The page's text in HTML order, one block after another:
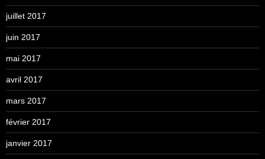
juillet 2017
juin 2017
mai 2017
avril 2017
mars 2017
février 2017
janvier 2017